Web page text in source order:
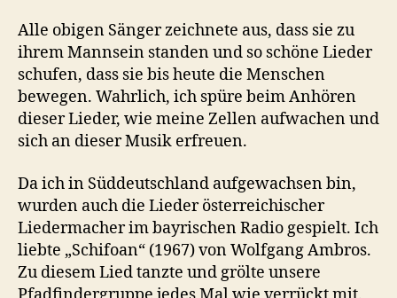
Alle obigen Sänger zeichnete aus, dass sie zu
ihrem Mannsein standen und so schöne Lieder
schufen, dass sie bis heute die Menschen
bewegen. Wahrlich, ich spüre beim Anhören
dieser Lieder, wie meine Zellen aufwachen und
sich an dieser Musik erfreuen.
Da ich in Süddeutschland aufgewachsen bin,
wurden auch die Lieder österreichischer
Liedermacher im bayrischen Radio gespielt. Ich
liebte „Schifoan“ (1967) von Wolfgang Ambros.
Zu diesem Lied tanzte und grölte unsere